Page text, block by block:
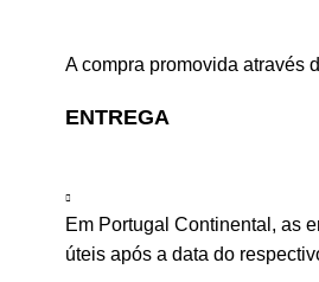
A compra promovida através
ENTREGA
Em Portugal Continental, as
úteis após a data do